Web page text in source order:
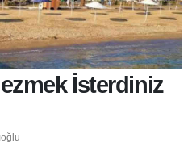
İsterdiniz